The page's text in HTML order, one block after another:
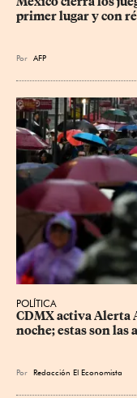
primer lugar y con
Por AFP
POLÍTICA
CDMX activa Alerta
noche; estas son las
Por Redacción El Economista